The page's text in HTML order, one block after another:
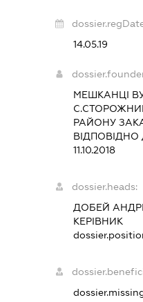
14.05.19
МЕШКАНЦІ
РАЙОНУ
ВІДПОВІДНО
11.10.2018
dossier.heads:
ДОБЕЙ
КЕРІВНИК